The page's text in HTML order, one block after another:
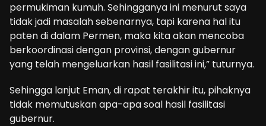
permukiman kumuh. Sehingganya ini menurut saya
tidak jadi masalah sebenarnya, tapi karena hal itu
paten di dalam Permen, maka kita akan mencoba
berkoordinasi dengan provinsi, dengan gubernur
yang telah mengeluarkan hasil fasilitasi ini,” tuturnya.
Sehingga lanjut Eman, di rapat terakhir itu, pihaknya
tidak memutuskan apa-apa soal hasil fasilitasi
gubernur.